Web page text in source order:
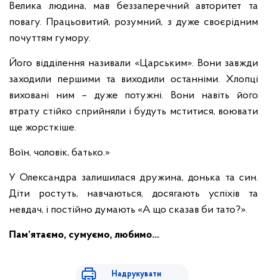
Велика людина, мав беззаперечний авторитет та
повагу. Працьовитий, розумний, з дуже своєрідним
почуттям гумору.
Його відділення називали «Царським». Вони завжди
заходили першими та виходили останніми. Хлопці
виховані ним – дуже потужні. Вони навіть його
втрату стійко сприйняли і будуть мститися, воювати
ще жорсткіше.
Воїн, чоловік, батько.»
У Олександра залишилася дружина, донька та син.
Діти ростуть, навчаються, досягають успіхів та
невдач, і постійно думають «А що сказав би тато?».
Пам’ятаємо, сумуємо, любимо…
Надрукувати